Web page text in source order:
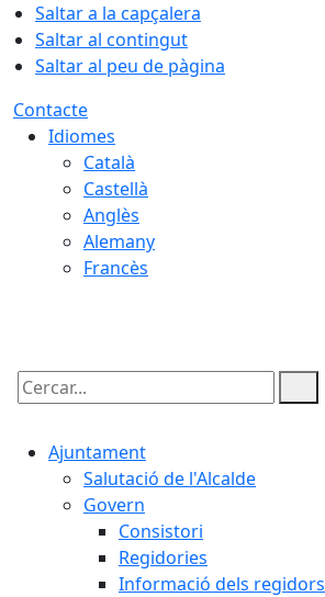
Saltar a la capçalera
Saltar al contingut
Saltar al peu de pàgina
Contacte
Idiomes
Català
Castellà
Anglès
Alemany
Francès
Cercar:
Ajuntament
Salutació de l'Alcalde
Govern
Consistori
Regidories
Informació dels regidors